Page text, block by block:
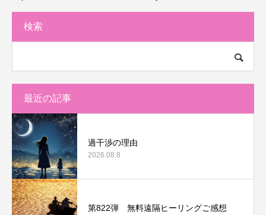
検索
最近の記事
過干渉の理由
2026.08.8
第822弾 無料遠隔ヒーリングご感想